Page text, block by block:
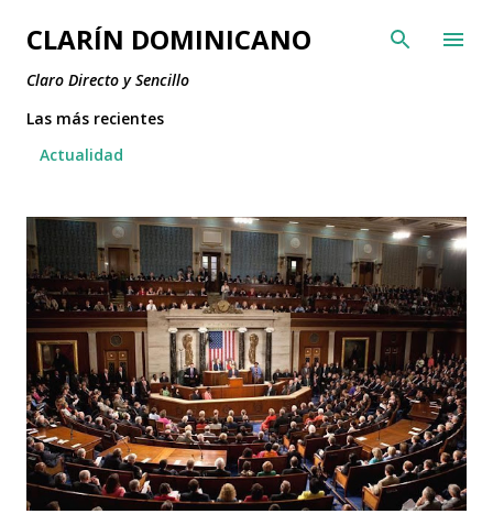
Ir al contenido principal
CLARÍN DOMINICANO
Claro Directo y Sencillo
Las más recientes
Actualidad